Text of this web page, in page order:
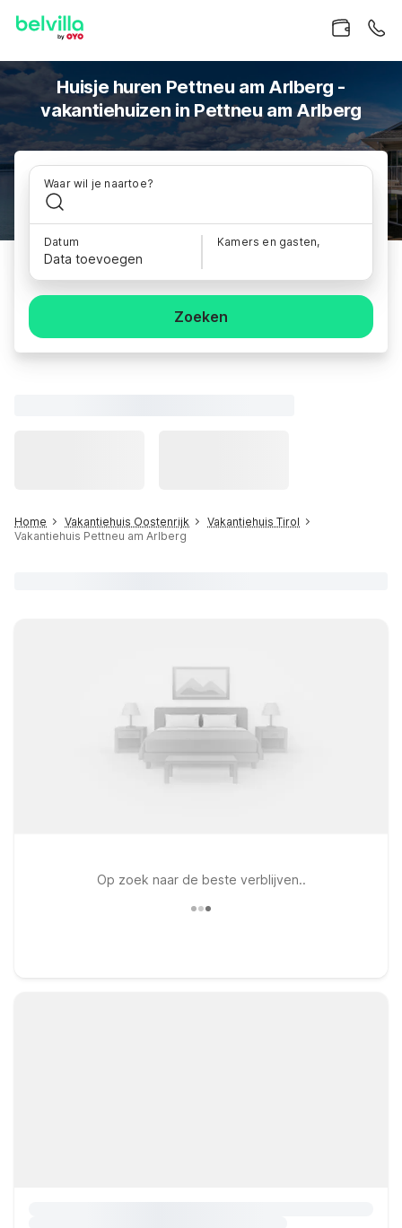
Huisje huren Pettneu am Arlberg -
vakantiehuizen in Pettneu am Arlberg
Waar wil je naartoe?
Datum
Data toevoegen
Kamers en gasten,
Zoeken
Home Vakantiehuis Oostenrijk
Vakantiehuis Tirol
Vakantiehuis Pettneu am Arlberg
Op zoek naar de beste verblijven..